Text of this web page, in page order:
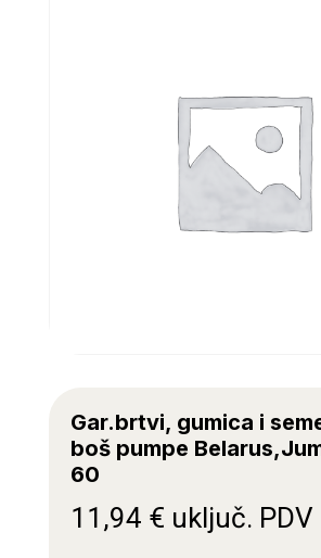
Gar.brtvi, gumica i
boš pumpe
60
11,94 € uključ. PDV